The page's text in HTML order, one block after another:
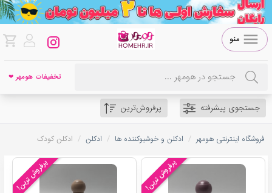
منو
تخفیفات هومهر ❤
جستجوی پیشرفته پرفروش‌ترین
فروشگاه اینترنتی هومهر / ادکلن و خوشبوکننده ها / ادکلن / ادکلن کودک
پرفروش ترین! پرفروش ترین!